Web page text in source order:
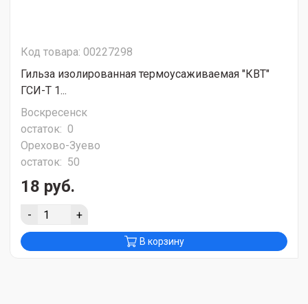
Код товара: 00227298
Гильза изолированная термоусаживаемая "КВТ"
ГСИ-Т 1...
Воскресенск
остаток: 0
Орехово-Зуево
остаток: 50
18 руб.
- +
В корзину